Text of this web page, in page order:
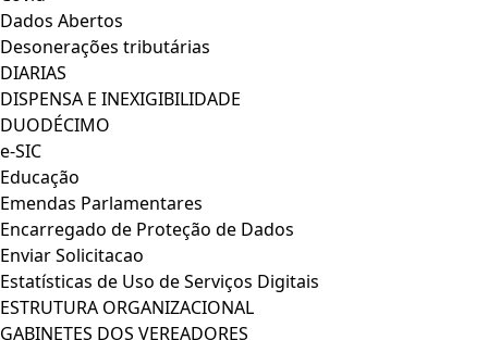
Dados Abertos
Desonerações tributárias
DIARIAS
DISPENSA E INEXIGIBILIDADE
DUODÉCIMO
e-SIC
Educação
Emendas Parlamentares
Encarregado de Proteção de Dados
Enviar Solicitacao
Estatísticas de Uso de Serviços Digitais
ESTRUTURA ORGANIZACIONAL
GABINETES DOS VEREADORES